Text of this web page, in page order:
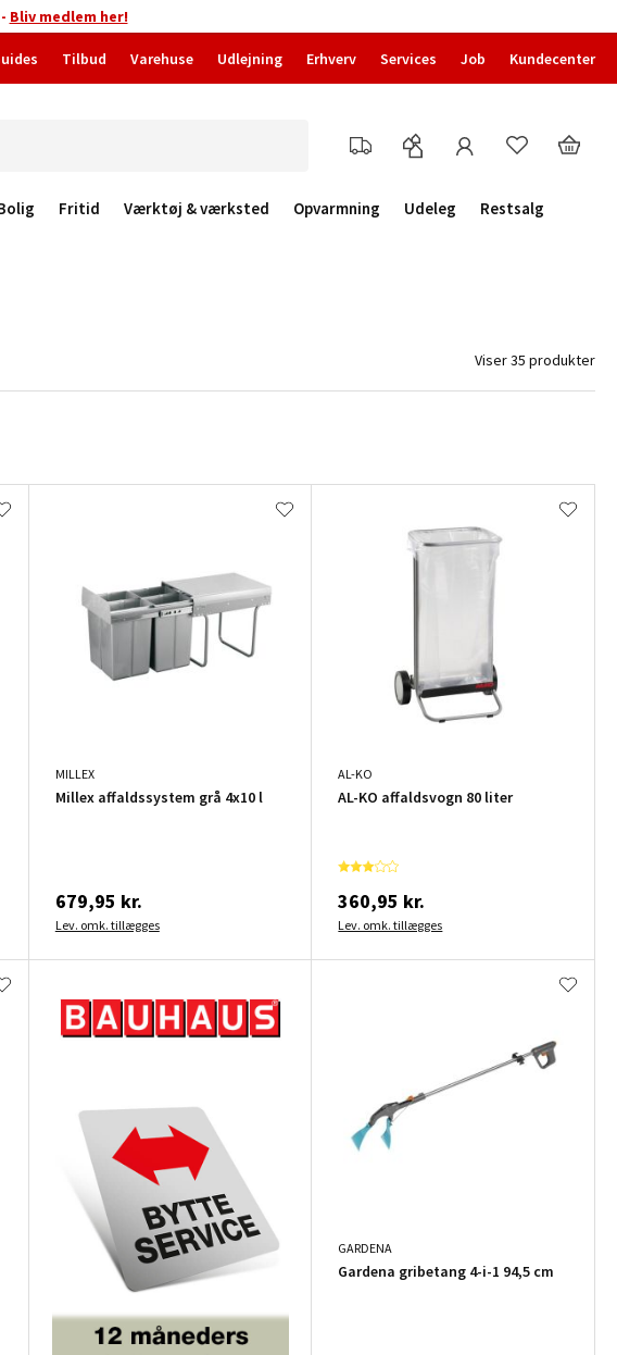
Bliv medlem her!
Tilbud Varehuse Udlejning Erhverv Services Job Kundecenter
Fritid Værktøj & værksted Opvarmning Udeleg
Restsalg
MILLEX
Millex affaldssystem grå 4x10 l
679,95 kr.
Lev. omk. tillægges
AL-KO
AL-KO affaldsvogn 80 liter
360,95 kr.
Lev. omk. tillægges
GARDENA
Gardena gribetang 4-i-1 94,5 cm
Viser 35 produkter